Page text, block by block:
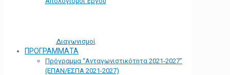
Διαγωνισμοί
ΠΡΟΓΡΑΜΜΑΤΑ
Πρόγραμμα “Ανταγωνιστικότητα 2021-2027”
(ΕΠΑΝ/ΕΣΠΑ 2021-2027)